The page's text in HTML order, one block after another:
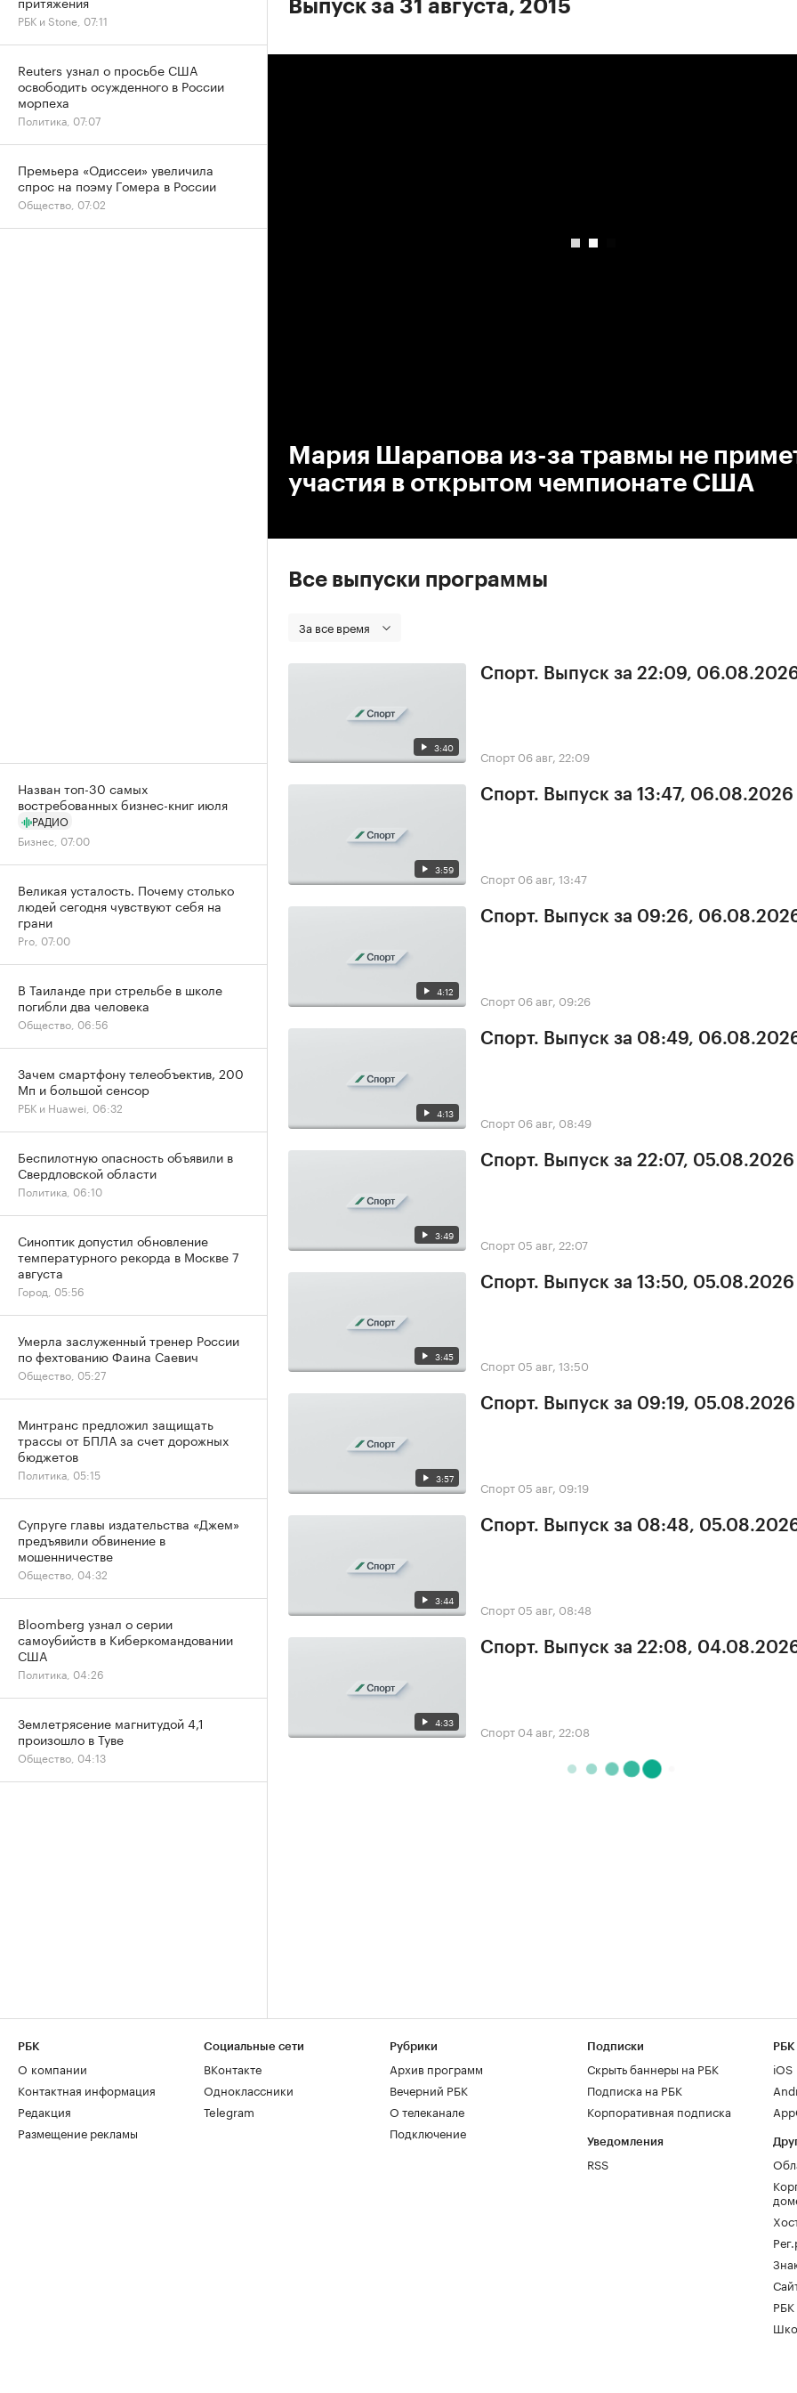
Выпуск за 31 августа, 2015
Мария Шарапова из-за травмы не
участия в открытом чемпионате США
Все выпуски программы
За все время
3:40
Спорт. Выпуск за 22:09,
Спорт 06 авг, 22:09
3:59
Спорт. Выпуск за 13:47, 06.08.2026
Спорт 06 авг, 13:47
4:12
Спорт. Выпуск за 09:26,
Спорт 06 авг, 09:26
4:13
Спорт. Выпуск за 08:49,
Спорт 06 авг, 08:49
3:49
Спорт. Выпуск за 22:07, 05.08.2026
Спорт 05 авг, 22:07
3:45
Спорт. Выпуск за 13:50, 05.08.2026
Спорт 05 авг, 13:50
3:57
Спорт. Выпуск за 09:19, 05.08.2026
Спорт 05 авг, 09:19
3:44
Спорт. Выпуск за 08:48,
Спорт 05 авг, 08:48
4:33
Спорт. Выпуск за 22:08,
Спорт 04 авг, 22:08
РБК и Stone, 07:11
Reuters узнал о просьбе США
освободить осужденного в России
морпеха
Политика, 07:07
Премьера «Одиссеи» увеличила
спрос на поэму Гомера в России
Общество, 07:02
Назван топ-30 самых
востребованных бизнес-книг июля
РАДИО
Бизнес, 07:00
Великая усталость. Почему столько
людей сегодня чувствуют себя на
грани
Pro, 07:00
В Таиланде при стрельбе в школе
погибли два человека
Общество, 06:56
Зачем смартфону телеобъектив, 200
Мп и большой сенсор
РБК и Huawei, 06:32
Беспилотную опасность объявили в
Свердловской области
Политика, 06:10
Синоптик допустил обновление
температурного рекорда в Москве 7
августа
Город, 05:56
Умерла заслуженный тренер России
по фехтованию Фаина Саевич
Общество, 05:27
Минтранс предложил защищать
трассы от БПЛА за счет дорожных
бюджетов
Политика, 05:15
Супруге главы издательства «Джем»
предъявили обвинение в
мошенничестве
Общество, 04:32
Bloomberg узнал о серии
самоубийств в Киберкомандовании
США
Политика, 04:26
Землетрясение магнитудой 4,1
произошло в Туве
Общество, 04:13
РБК
О компании
Контактная информация
Редакция
Размещение рекламы
Социальные сети
ВКонтакте
Одноклассники
Telegram
Рубрики
Архив программ
Вечерний РБК
О телеканале
Подключение
Подписки
Скрыть баннеры на РБК
Подписка на РБК
Корпоративная подписка
Уведомления
RSS
РБК
iOS